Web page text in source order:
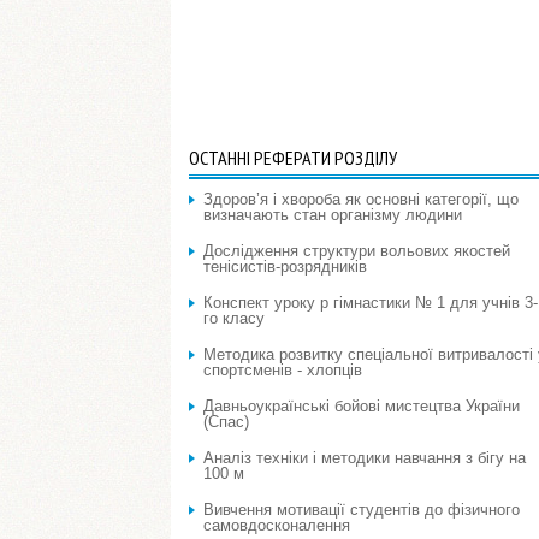
ОСТАННІ РЕФЕРАТИ РОЗДІЛУ
Здоров’я і хвороба як основні категорії, що
визначають стан організму людини
Дослідження структури вольових якостей
тенісистів-розрядників
Конспект уроку p гімнастики № 1 для учнів 3-
го класу
Методика розвитку спеціальної витривалості
спортсменів - хлопців
Давньоукраїнські бойові мистецтва України
(Спас)
Аналіз техніки і методики навчання з бігу на
100 м
Вивчення мотивації студентів до фізичного
самовдосконалення